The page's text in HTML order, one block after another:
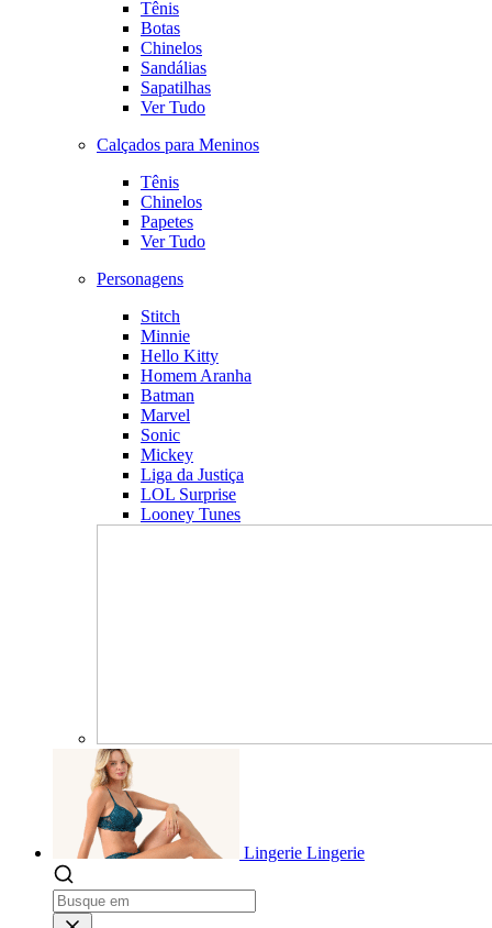
Tênis
Botas
Chinelos
Sandálias
Sapatilhas
Ver Tudo
Calçados para Meninos
Tênis
Chinelos
Papetes
Ver Tudo
Personagens
Stitch
Minnie
Hello Kitty
Homem Aranha
Batman
Marvel
Sonic
Mickey
Liga da Justiça
LOL Surprise
Looney Tunes
Lingerie Lingerie